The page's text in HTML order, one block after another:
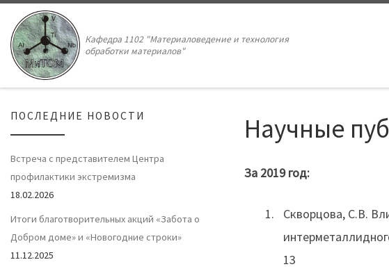
Кафедра 1102 "Материаловедение и технология
обработки материалов"
Научные
За 2019 год:
Скворцова, С.В.
13
ПОСЛЕДНИЕ НОВОСТИ
Встреча с представителем Центра
профилактики экстремизма
18.02.2026
Итоги благотворительных акций «Забота о
Добром доме» и «Новогодние строки»
11.12.2025